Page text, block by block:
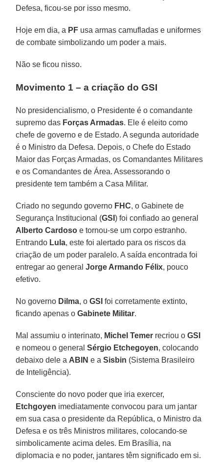
Defesa, ficou-se por isso mesmo.
Hoje em dia, a PF usa armas camufladas e uniformes
de combate simbolizando um poder a mais.
Não se ficou nisso.
Movimento 1 – a criação do GSI
No presidencialismo, o Presidente é o comandante
supremo das Forças Armadas. Ele é eleito como
chefe de governo e de Estado. A segunda autoridade
é o Ministro da Defesa. Depois, o Chefe do Estado
Maior das Forças Armadas, os Comandantes Militares
e os Comandantes de Área. Assessorando o
presidente tem também a Casa Militar.
Criado no segundo governo FHC, o Gabinete de
Segurança Institucional (GSI) foi confiado ao general
Alberto Cardoso e tornou-se um corpo estranho.
Entrando Lula, este foi alertado para os riscos da
criação de um poder paralelo. A saída encontrada foi
entregar ao generalJorge Armando Félix, pouco
efetivo.
No governo Dilma, oGSI foi corretamente extinto,
ficando apenas oGabinete Militar.
Mal assumiu o interinato, Michel Temer recriou oGSI
e nomeou o generalSérgio Etchegoyen, colocando
debaixo dele a ABIN e aSisbin (Sistema Brasileiro
de Inteligência).
Consciente do novo poder que iria exercer,
Etchgoyen imediatamente convocou para um jantar
em sua casa o presidente da República, o Ministro da
Defesa e os três Ministros militares, colocando-se
simbolicamente acima deles. Em Brasília, na
diplomacia e no poder, jantares têm significado em si.